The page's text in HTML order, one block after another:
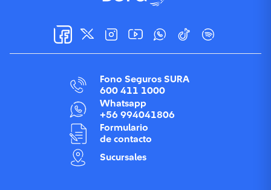
Fono Seguros SURA
600 411 1000
Whatsapp
+56 994041806
Formulario
de contacto
Sucursales